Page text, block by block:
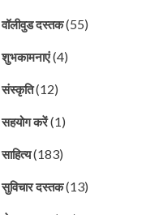
वॉलीवुड दस्तक(55)
शुभकामनाएं(4)
संस्कृति(12)
सहयोग करें(1)
साहित्य(183)
सुविचार दस्तक(13)